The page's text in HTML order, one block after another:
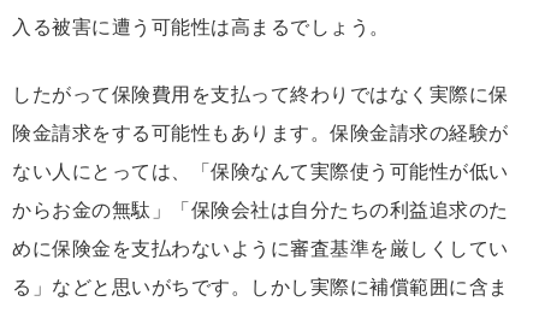
入る被害に遭う可能性は高まるでしょう。
したがって保険費用を支払って終わりではなく実際に保
険金請求をする可能性もあります。保険金請求の経験が
ない人にとっては、「保険なんて実際使う可能性が低い
からお金の無駄」「保険会社は自分たちの利益追求のた
めに保険金を支払わないように審査基準を厳しくしてい
る」などと思いがちです。しかし実際に補償範囲に含ま